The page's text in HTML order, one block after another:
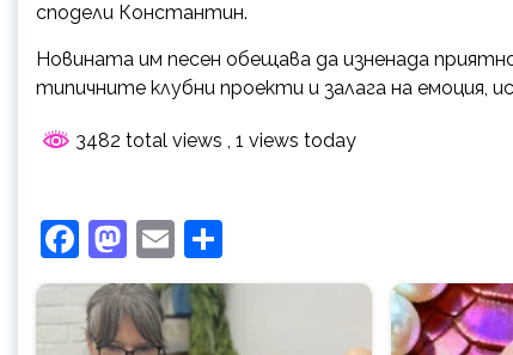
сподели Константин.
Новината им песен обещава да изненада
типичните клубни проекти и залага на емоция,
3482 total views , 1 views today
Facebook
Mastodon
Email